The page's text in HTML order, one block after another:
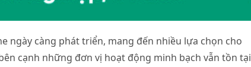
ngày càng phát triển, mang đến nhiều lựa chọn cho
cạnh những đơn vị hoạt động minh bạch vẫn tồn tại